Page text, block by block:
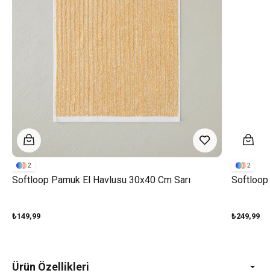
Softloop Pamuk El Havlusu 30x40 Cm Sarı
₺149,99
2
Softloop
₺249,99
2
Ürün Özellikleri